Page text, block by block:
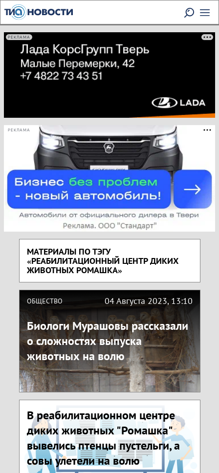
РЕКЛАМА
РЕКЛАМА
МАТЕРИАЛЫ ПО ТЭГУ
«РЕАБИЛИТАЦИОННЫЙ ЦЕНТР ДИКИХ
ЖИВОТНЫХ РОМАШКА»
ОБЩЕСТВО 04 Августа 2023, 13:10
Биологи Мурашовы рассказали
о сложностях выпуска
животных на волю
В реабилитационном центре
диких животных "Ромашка"
вывелись птенцы пустельги, а
совы улетели на волю